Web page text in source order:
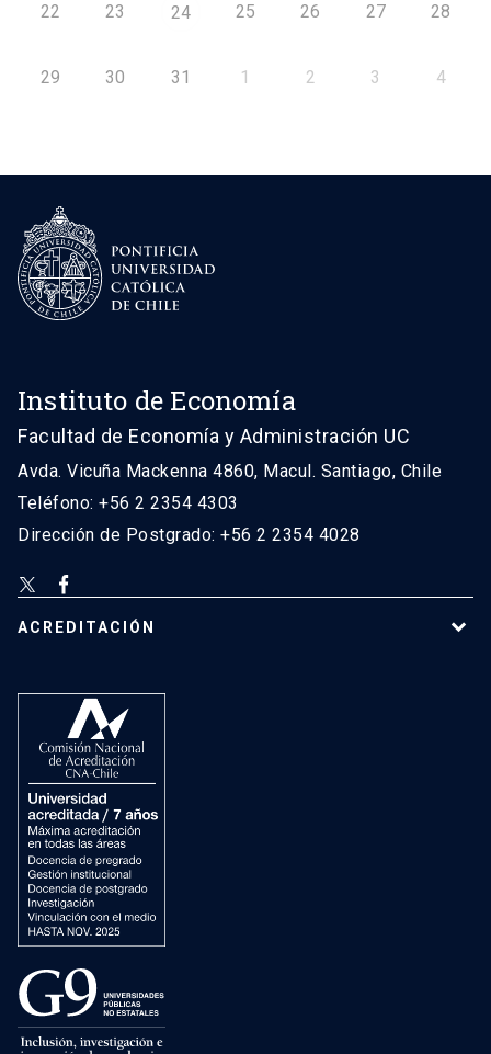
22 23 24 25 26 27 28
29 30 31 1 2 3 4
Instituto de Economía
Facultad de Economía y Administración UC
Avda. Vicuña Mackenna 4860, Macul. Santiago, Chile
Teléfono: +56 2 2354 4303
Dirección de Postgrado: +56 2 2354 4028
ACREDITACIÓN